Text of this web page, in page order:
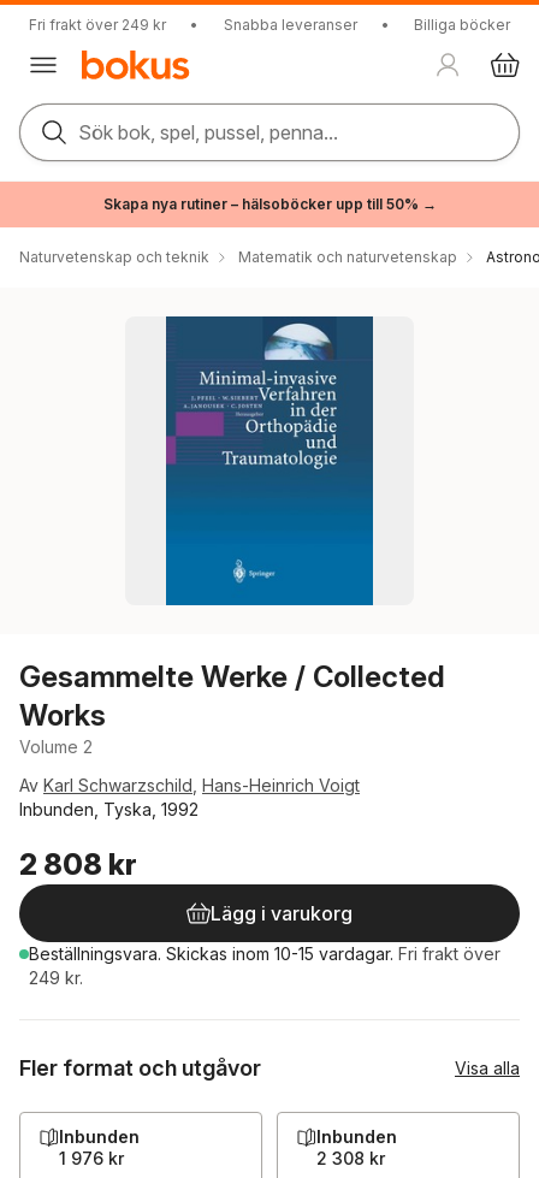
Fri frakt över 249 kr • Snabba leveranser • Billiga böcker
Sök bok, spel, pussel, penna...
Skapa nya rutiner – hälsoböcker upp till 50% →
Naturvetenskap och teknik Matematik och naturvetenskap
Gesammelte Werke / Collected
Works
Volume 2
Av Karl Schwarzschild Hans-Heinrich Voigt
Inbunden, Tyska, 1992
2 808 kr
Lägg i varukorg
Beställningsvara. Skickas inom 10-15 vardagar. Fri frakt över
249 kr.
Fler format och utgåvor Visa alla
Inbunden
1 976 kr
Inbunden
2 308 kr